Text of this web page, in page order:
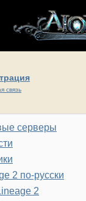
связь
серверы
2 по-русски
2